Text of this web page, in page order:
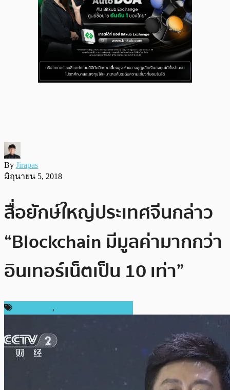
By Jirapas
มิถุนายน 5, 2018
สื่อยักษ์ใหญ่ประเทศจีนกล่าว
“Blockchain มีมูลค่ามากกว่า
อินเทอร์เน็ตเป็น 10 เท่า”
,